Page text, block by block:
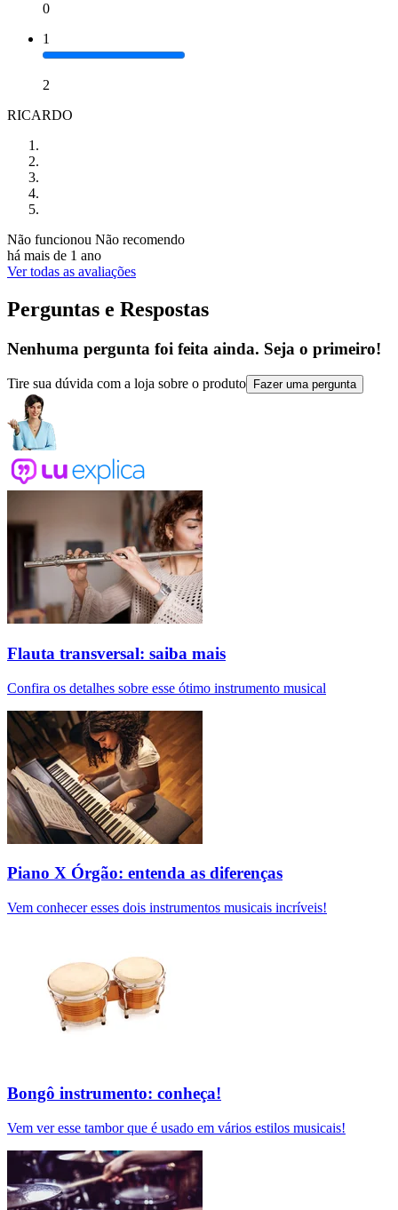
0
1
2
RICARDO
Não funcionou Não recomendo
há mais de 1 ano
Ver todas as avaliações
Perguntas e Respostas
Nenhuma pergunta foi feita ainda. Seja o primeiro!
Tire sua dúvida com a loja sobre o produto Fazer uma pergunta
Flauta transversal: saiba mais
Confira os detalhes sobre esse ótimo instrumento musical
Piano X Órgão: entenda as diferenças
Vem conhecer esses dois instrumentos musicais incríveis!
Bongô instrumento: conheça!
Vem ver esse tambor que é usado em vários estilos musicais!